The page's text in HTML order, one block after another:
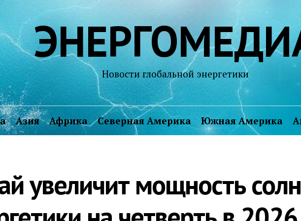
Новости глобальной энергетики
Азия Африка Северная Америка Южная Америка
увеличит мощность